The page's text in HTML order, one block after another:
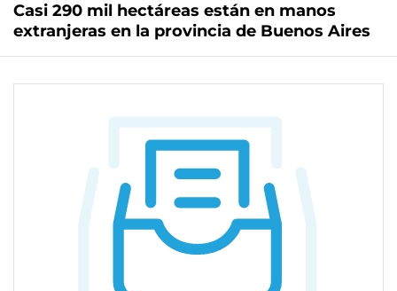
Casi 290 mil hectáreas están en manos
extranjeras en la provincia de Buenos Aires